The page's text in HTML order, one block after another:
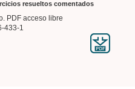
resueltos comentados
PDF acceso libre
433-1